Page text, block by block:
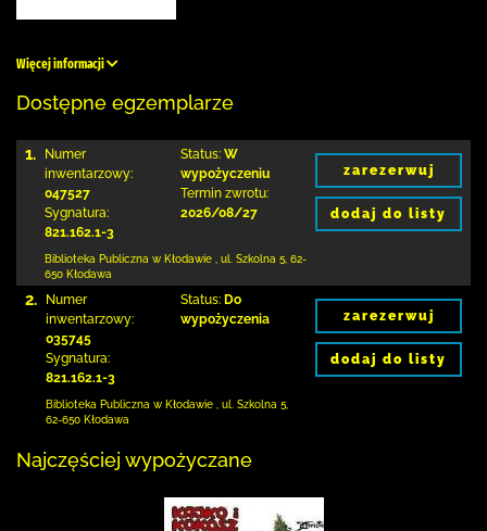
Więcej informacji
Dostępne egzemplarze
1.
Numer
inwentarzowy:
047527
Sygnatura:
821.162.1-3
Status: W
wypożyczeniu
Termin zwrotu:
2026/08/27
Biblioteka Publiczna w Kłodawie ul. Szkolna 5 62-
650 Kłodawa
zarezerwuj
dodaj do listy
2.
Numer
inwentarzowy:
035745
Sygnatura:
821.162.1-3
Status: Do
wypożyczenia
Biblioteka Publiczna w Kłodawie ul. Szkolna 5
62-650 Kłodawa
zarezerwuj
dodaj do listy
Najczęściej wypożyczane